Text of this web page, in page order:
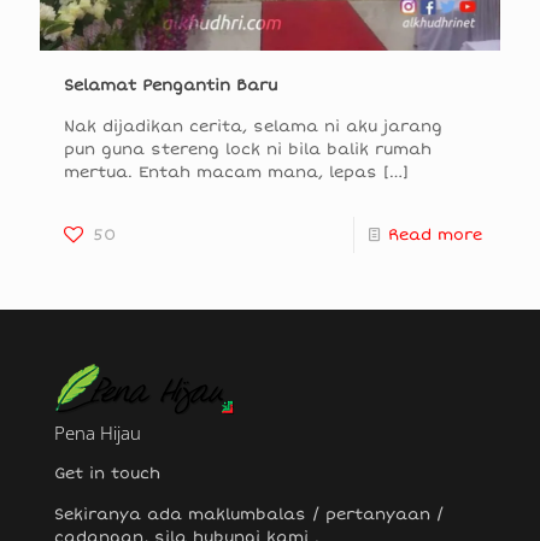
Selamat Pengantin Baru
Nak dijadikan cerita, selama ni aku jarang
pun guna stereng lock ni bila balik rumah
mertua. Entah macam mana, lepas […]
50 Read more
Pena Hijau
Get in touch
Sekiranya ada maklumbalas / pertanyaan /
cadangan, sila hubungi kami .